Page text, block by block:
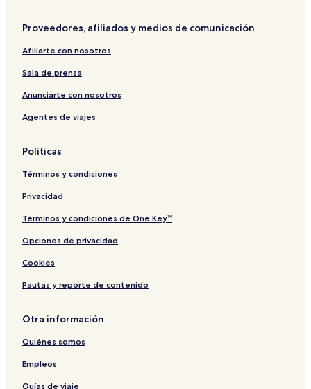
Proveedores, afiliados y medios de comunicación
Afiliarte con nosotros
Sala de prensa
Anunciarte con nosotros
Agentes de viajes
Políticas
Términos y condiciones
Privacidad
Términos y condiciones de One Key™
Opciones de privacidad
Cookies
Pautas y reporte de contenido
Otra información
Quiénes somos
Empleos
Guías de viaje